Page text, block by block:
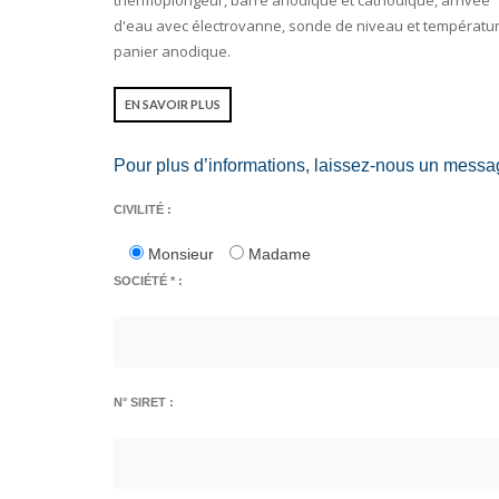
d'eau avec électrovanne, sonde de niveau et
panier anodique.
EN SAVOIR PLUS
Pour plus d’informations, laissez-nous un
CIVILITÉ :
Monsieur Madame
SOCIÉTÉ * :
N° SIRET :